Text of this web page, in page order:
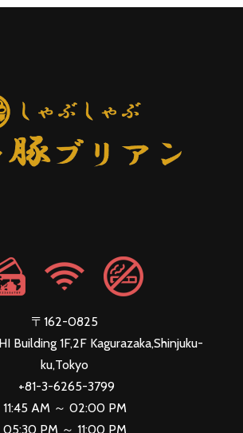
〒162-0825
Building 1F,2F Kagurazaka,Shinjuku-
ku,Tokyo
+81-3-6265-3799
11:45 AM ～ 02:00 PM
05:30 PM ～ 11:00 PM